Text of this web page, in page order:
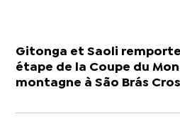
Gitonga et Saoli
étape de la Coupe du
montagne à São Brás